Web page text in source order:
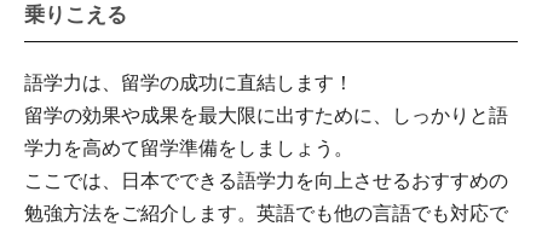
乗りこえる
語学力は、留学の成功に直結します！
留学の効果や成果を最大限に出すために、しっかりと語
学力を高めて留学準備をしましょう。
ここでは、日本でできる語学力を向上させるおすすめの
勉強方法をご紹介します。英語でも他の言語でも対応で